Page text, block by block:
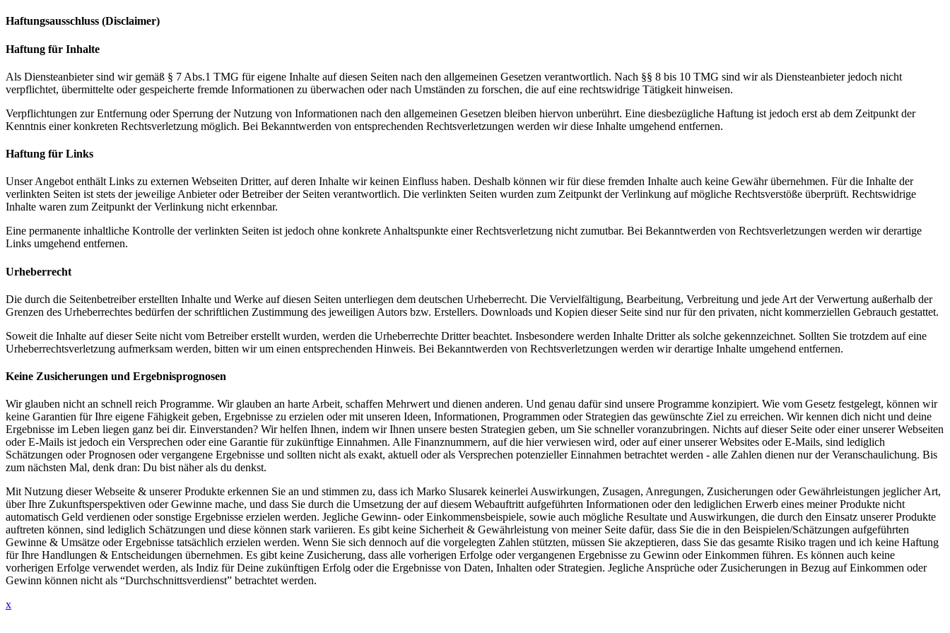
Haftungsausschluss (Disclaimer)
Haftung für Inhalte
Als Diensteanbieter sind wir gemäß § 7 Abs.1 TMG für eigene Inhalte auf diesen Seiten nach den allgemeinen Gesetzen verantwortlich. Nach §§ 8 bis 10 TMG sind wir als Diensteanbieter jedoch nicht
verpflichtet, übermittelte oder gespeicherte fremde Informationen zu überwachen oder nach Umständen zu forschen, die auf eine rechtswidrige Tätigkeit hinweisen.
Verpflichtungen zur Entfernung oder Sperrung der Nutzung von Informationen nach den allgemeinen Gesetzen bleiben hiervon unberührt. Eine diesbezügliche Haftung ist jedoch erst ab dem Zeitpunkt der
Kenntnis einer konkreten Rechtsverletzung möglich. Bei Bekanntwerden von entsprechenden Rechtsverletzungen werden wir diese Inhalte umgehend entfernen.
Haftung für Links
Unser Angebot enthält Links zu externen Webseiten Dritter, auf deren Inhalte wir keinen Einfluss haben. Deshalb können wir für diese fremden Inhalte auch keine Gewähr übernehmen. Für die Inhalte der
verlinkten Seiten ist stets der jeweilige Anbieter oder Betreiber der Seiten verantwortlich. Die verlinkten Seiten wurden zum Zeitpunkt der Verlinkung auf mögliche Rechtsverstöße überprüft. Rechtswidrige
Inhalte waren zum Zeitpunkt der Verlinkung nicht erkennbar.
Eine permanente inhaltliche Kontrolle der verlinkten Seiten ist jedoch ohne konkrete Anhaltspunkte einer Rechtsverletzung nicht zumutbar. Bei Bekanntwerden von Rechtsverletzungen werden wir derartige
Links umgehend entfernen.
Urheberrecht
Die durch die Seitenbetreiber erstellten Inhalte und Werke auf diesen Seiten unterliegen dem deutschen Urheberrecht. Die Vervielfältigung, Bearbeitung, Verbreitung und jede Art der Verwertung außerhalb der
Grenzen des Urheberrechtes bedürfen der schriftlichen Zustimmung des jeweiligen Autors bzw. Erstellers. Downloads und Kopien dieser Seite sind nur für den privaten, nicht kommerziellen Gebrauch gestattet.
Soweit die Inhalte auf dieser Seite nicht vom Betreiber erstellt wurden, werden die Urheberrechte Dritter beachtet. Insbesondere werden Inhalte Dritter als solche gekennzeichnet. Sollten Sie trotzdem auf eine
Urheberrechtsverletzung aufmerksam werden, bitten wir um einen entsprechenden Hinweis. Bei Bekanntwerden von Rechtsverletzungen werden wir derartige Inhalte umgehend entfernen.
Keine Zusicherungen und Ergebnisprognosen
Wir glauben nicht an schnell reich Programme. Wir glauben an harte Arbeit, schaffen Mehrwert und dienen anderen. Und genau dafür sind unsere Programme konzipiert. Wie vom Gesetz festgelegt, können wir
keine Garantien für Ihre eigene Fähigkeit geben, Ergebnisse zu erzielen oder mit unseren Ideen, Informationen, Programmen oder Strategien das gewünschte Ziel zu erreichen. Wir kennen dich nicht und deine
Ergebnisse im Leben liegen ganz bei dir. Einverstanden? Wir helfen Ihnen, indem wir Ihnen unsere besten Strategien geben, um Sie schneller voranzubringen. Nichts auf dieser Seite oder einer unserer Webseiten
oder E-Mails ist jedoch ein Versprechen oder eine Garantie für zukünftige Einnahmen. Alle Finanznummern, auf die hier verwiesen wird, oder auf einer unserer Websites oder E-Mails, sind lediglich
Schätzungen oder Prognosen oder vergangene Ergebnisse und sollten nicht als exakt, aktuell oder als Versprechen potenzieller Einnahmen betrachtet werden - alle Zahlen dienen nur der Veranschaulichung. Bis
zum nächsten Mal, denk dran: Du bist näher als du denkst.
Mit Nutzung dieser Webseite & unserer Produkte erkennen Sie an und stimmen zu, dass ich Marko Slusarek keinerlei Auswirkungen, Zusagen, Anregungen, Zusicherungen oder Gewährleistungen jeglicher Art,
über Ihre Zukunftsperspektiven oder Gewinne mache, und dass Sie durch die Umsetzung der auf diesem Webauftritt aufgeführten Informationen oder den lediglichen Erwerb eines meiner Produkte nicht
automatisch Geld verdienen oder sonstige Ergebnisse erzielen werden. Jegliche Gewinn- oder Einkommensbeispiele, sowie auch mögliche Resultate und Auswirkungen, die durch den Einsatz unserer Produkte
auftreten können, sind lediglich Schätzungen und diese können stark variieren. Es gibt keine Sicherheit & Gewährleistung von meiner Seite dafür, dass Sie die in den Beispielen/Schätzungen aufgeführten
Gewinne & Umsätze oder Ergebnisse tatsächlich erzielen werden. Wenn Sie sich dennoch auf die vorgelegten Zahlen stützten, müssen Sie akzeptieren, dass Sie das gesamte Risiko tragen und ich keine Haftung
für Ihre Handlungen & Entscheidungen übernehmen. Es gibt keine Zusicherung, dass alle vorherigen Erfolge oder vergangenen Ergebnisse zu Gewinn oder Einkommen führen. Es können auch keine
vorherigen Erfolge verwendet werden, als Indiz für Deine zukünftigen Erfolg oder die Ergebnisse von Daten, Inhalten oder Strategien. Jegliche Ansprüche oder Zusicherungen in Bezug auf Einkommen oder
Gewinn können nicht als “Durchschnittsverdienst” betrachtet werden.
x